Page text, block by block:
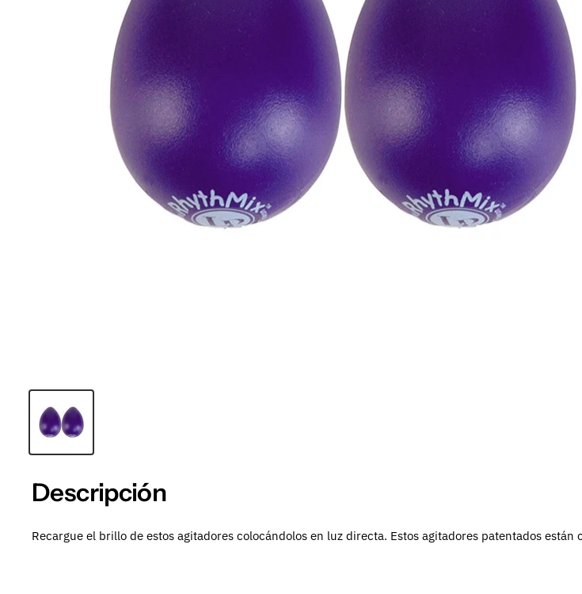
Descripción
Recargue el brillo de estos agitadores colocándolos en luz directa. Estos agitadores patentados